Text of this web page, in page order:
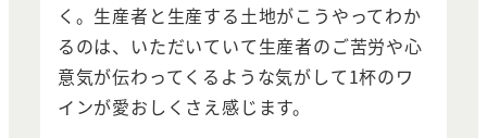
く。生産者と生産する土地がこうやってわか
るのは、いただいていて生産者のご苦労や心
意気が伝わってくるような気がして1杯のワ
インが愛おしくさえ感じます。